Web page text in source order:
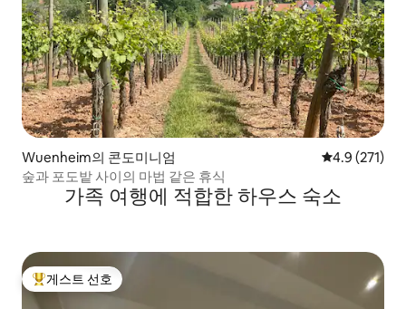
Wuenheim의 콘도미니엄 평점 4.9점(5
4.9 (271)
숲과 포도밭 사이의 마법 같은 휴식
가족 여행에 적합한 하우스 숙소
상위 게스트 선호
게스트 선호